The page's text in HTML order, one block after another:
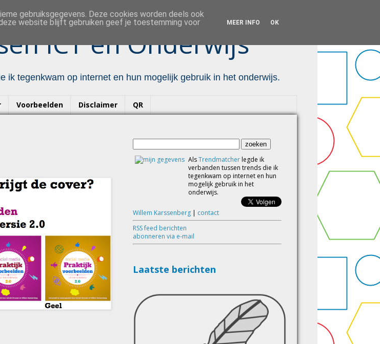
ICT en Onderwijs ™
ik tegenkwam op internet en hun mogelijk gebruik in het onderwijs.
Voorbeelden Disclaimer QR
AlsTrendmatcher legde ik
verbanden tussen trends die ik
tegenkwam op internet en hun
mogelijk gebruik in het
onderwijs.
Willem Karssenberg | contact
RSS feed berichten
abonneren via e-mail
Laatste berichten
gebruiksgegevens. Deze cookies worden deels ook
website blijft gebruiken geef je toestemming voor
MEER INFO OK